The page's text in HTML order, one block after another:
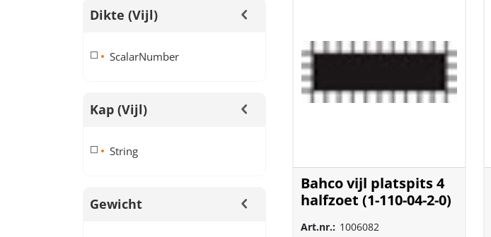
Dikte (vijl)
ScalarNumber
Kap (vijl)
String
Gewicht
Bahco vijl platspits 4
halfzoet (1-110-04-2-0)
Art.nr.: 1006082